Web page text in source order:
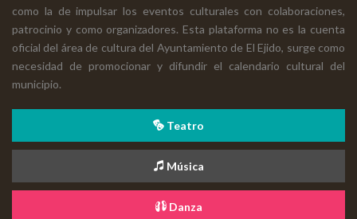
como la de impulsar los eventos culturales con colaboraciones,
patrocinio y como organizadores. Esta plataforma no es la cuenta
oficial del área de cultura del Ayuntamiento de El Ejido, surge como
necesidad de promocionar y difundir el calendario cultural del
municipio.
Teatro
Música
Danza